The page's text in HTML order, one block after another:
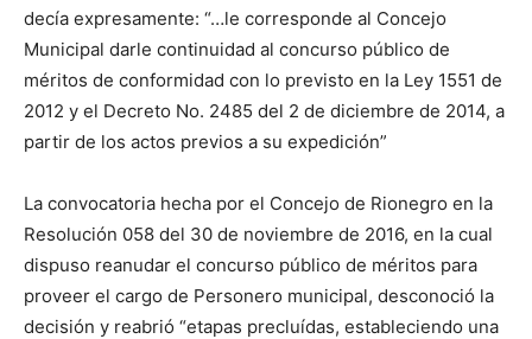
decía expresamente: “…le corresponde al Concejo
Municipal darle continuidad al concurso público de
méritos de conformidad con lo previsto en la Ley 1551 de
2012 y el Decreto No. 2485 del 2 de diciembre de 2014, a
partir de los actos previos a su expedición”
La convocatoria hecha por el Concejo de Rionegro en la
Resolución 058 del 30 de noviembre de 2016, en la cual
dispuso reanudar el concurso público de méritos para
proveer el cargo de Personero municipal, desconoció la
decisión y reabrió “etapas precluídas, estableciendo una